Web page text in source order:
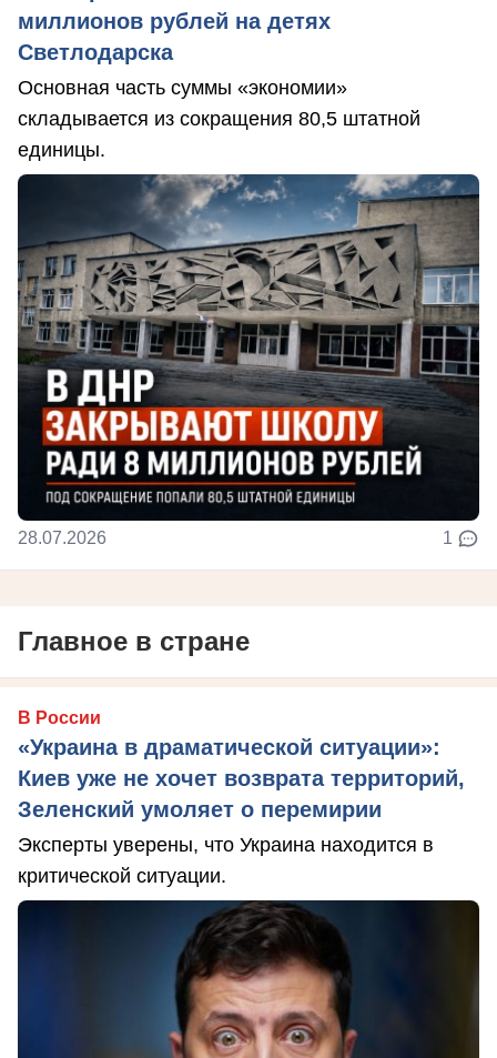
миллионов рублей на детях
Светлодарска
Основная часть суммы «экономии»
складывается из сокращения 80,5 штатной
единицы.
28.07.2026 1
Главное в стране
В России
«Украина в драматической ситуации»:
Киев уже не хочет возврата территорий,
Зеленский умоляет о перемирии
Эксперты уверены, что Украина находится в
критической ситуации.